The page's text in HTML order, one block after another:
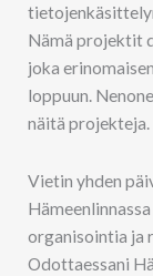
Nämä projektit
joka
loppuun.
näitä projekteja.
Vietin yhden
organisointia ja
Odottaessani